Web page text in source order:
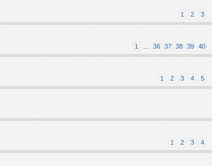
1 2 3
1 … 36 37 38 39 40
1 2 3 4 5
1 2 3 4